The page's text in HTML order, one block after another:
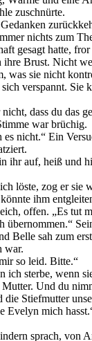
zuschnürte.
nichts zum
gesagt hatte,
ihre Brust. Nicht
was sie nicht
verspannt. Sie
dass du das
war brüchig.
es nicht.“ Ein
ihr auf, heiß und
löste, zog er sie
ihm
offen. „Es tut
übernommen.“
Belle sah zum
war.
so leid. Bitte.“
ich sterbe, wenn
Und du
die Stiefmutter
Evelyn mich
sprach, von